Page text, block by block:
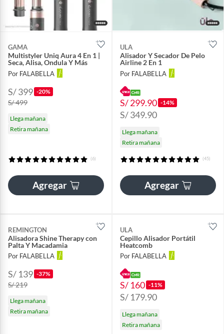
GAMA
Multistyler Uniq Aura 4 En 1 |
Seca, Alisa, Ondula Y Más
Por FALABELLA
S/ 399 -20%
S/ 499
Llega mañana
Retira mañana
(6)
Agregar
ULA
Alisador Y Secador De Pelo
Airline 2 En 1
Por FALABELLA
S/ 299.90 -14%
S/ 349.90
Llega mañana
Retira mañana
(45)
Agregar
REMINGTON
Alisadora Shine Therapy con
Palta Y Macadamia
Por FALABELLA
S/ 139 -37%
S/ 219
Llega mañana
Retira mañana
ULA
Cepillo Alisador Portátil
Heatcomb
Por FALABELLA
S/ 160 -11%
S/ 179.90
Llega mañana
Retira mañana